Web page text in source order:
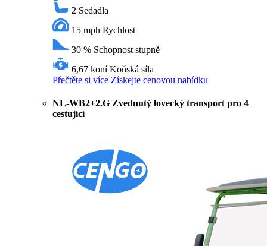
2 Sedadla
15 mph Rychlost
30 % Schopnost stupně
6,67 koní Koňská síla
Přečtěte si více Získejte cenovou nabídku
NL-WB2+2.G Zvednutý lovecký transport pro 4
cestující